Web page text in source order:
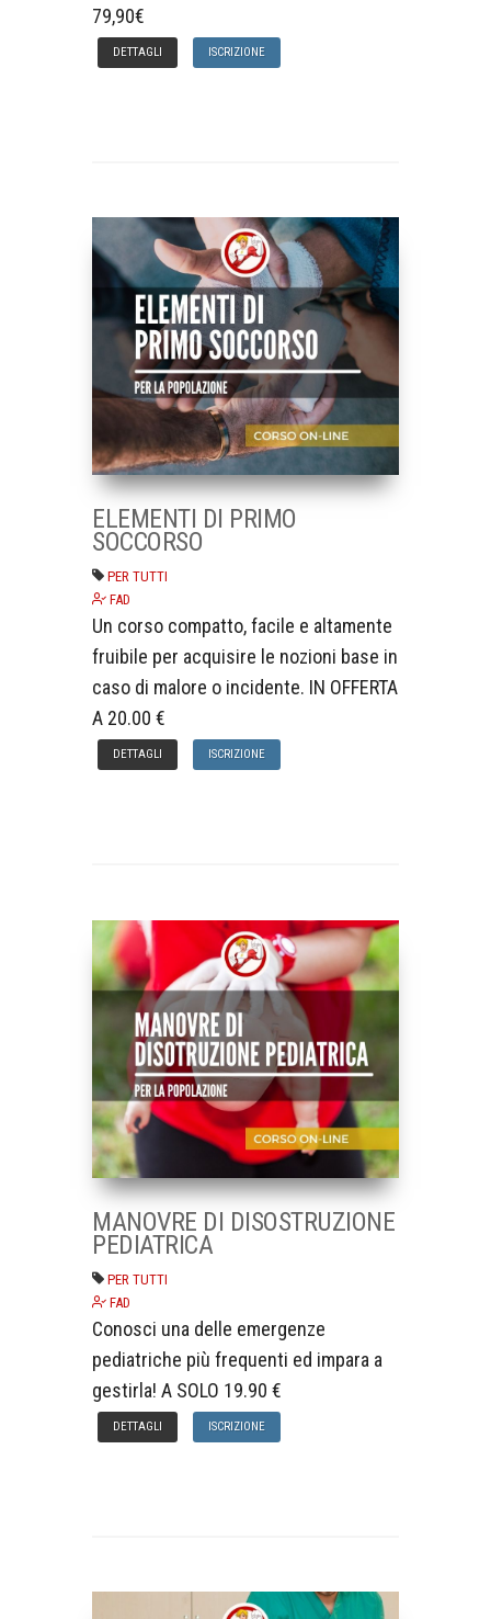
79,90€
DETTAGLI ISCRIZIONE
ELEMENTI DI PRIMO
SOCCORSO
PER TUTTI
FAD
Un corso compatto, facile e altamente
fruibile per acquisire le nozioni base in
caso di malore o incidente. IN OFFERTA
A 20.00 €
DETTAGLI ISCRIZIONE
MANOVRE DI DISOSTRUZIONE
PEDIATRICA
PER TUTTI
FAD
Conosci una delle emergenze
pediatriche più frequenti ed impara a
gestirla! A SOLO 19.90 €
DETTAGLI ISCRIZIONE